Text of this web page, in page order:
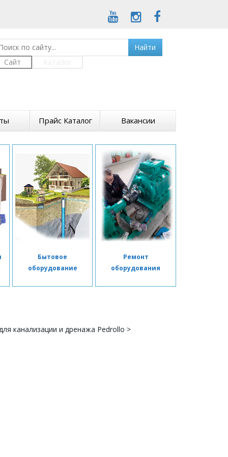
Найти
Сайт
Прайс Каталог Вакансии
Бытовое
оборудование
Ремонт
оборудования
канализации и дренажа Pedrollo >